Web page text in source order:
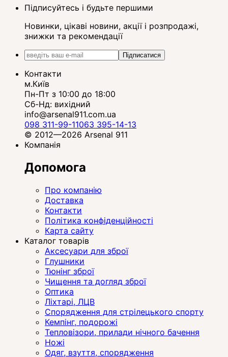
Підписуйтесь і будьте першими
Новинки, цікаві новини, акції і розпродажі,
знижки та рекомендації
Підписатися
Контакти
м.Київ
Пн-Пт з 10:00 до 18:00
Сб-Нд: вихідний
info@arsenal911.com.ua
098 311-99-11063 395-14-13
© 2012—2026 Arsenal 911
Компанія
Допомога
Про компанію
Доставка
Контакти
Політика конфіденційності
Карта сайту
Каталог товарів
Аксесуари для зброї
Глушники
Тюнінг зброї
Чищення та догляд зброї
Оптика
Ліхтарі, ЛЦВ
Спорядження для стрілецького спорту
Кемпінг, подорожі
Тепловізори, прилади нічного бачення
Ножі
Одяг, взуття, спорядження